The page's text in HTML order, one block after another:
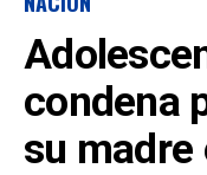
condena
su madre